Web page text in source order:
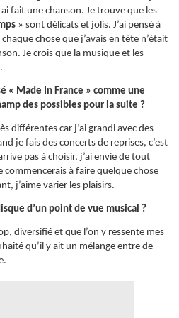
fait une chanson. Je trouve que les
» sont délicats et jolis. J’ai pensé à
chose que j’avais en tête n’était
Je crois que la musique et les
« Made In France » comme une
des possibles pour la suite ?
différentes car j’ai grandi avec des
je fais des concerts de reprises, c’est
pas à choisir, j’ai envie de tout
commencerais à faire quelque chose
j’aime varier les plaisirs.
d’un point de vue musical ?
diversifié et que l’on y ressente mes
qu’il y ait un mélange entre de